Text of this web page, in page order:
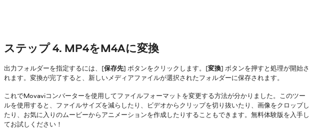
ステップ 4. MP4をM4Aに変換
出力フォルダーを指定するには、[保存先] ボタンをクリックします。[変換] ボタンを押すと処理が開始さ
れます。変換が完了すると、新しいメディアファイルが選択されたフォルダーに保存されます。
これでMovaviコンバーターを使用してファイルフォーマットを変更する方法が分かりました。このツー
ルを使用すると、ファイルサイズを減らしたり、ビデオからクリップを切り抜いたり、画像をクロップし
たり、お気に入りのムービーからアニメーションを作成したりすることもできます。無料体験版を入手し
てお試しください！